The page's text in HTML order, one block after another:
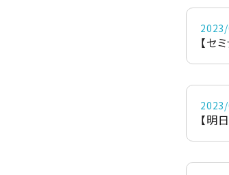
【セ
【明